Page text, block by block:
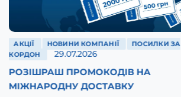
АКЦІЇ НОВИНИ КОМПАНІЇ
ПОСИЛКИ ЗА
КОРДОН
29.07.2026
РОЗІШРАШ ПРОМОКОДІВ НА
МІЖНАРОДНУ ДОСТАВКУ